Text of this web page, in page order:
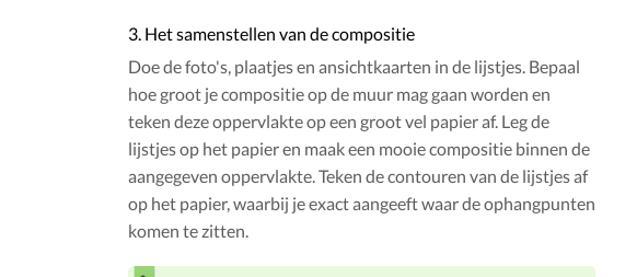
3. Het samenstellen van de compositie
Doe de foto's, plaatjes en ansichtkaarten in de lijstjes. Bepaal
hoe groot je compositie op de muur mag gaan worden en
teken deze oppervlakte op een groot vel papier af. Leg de
lijstjes op het papier en maak een mooie compositie binnen de
aangegeven oppervlakte. Teken de contouren van de lijstjes af
op het papier, waarbij je exact aangeeft waar de ophangpunten
komen te zitten.